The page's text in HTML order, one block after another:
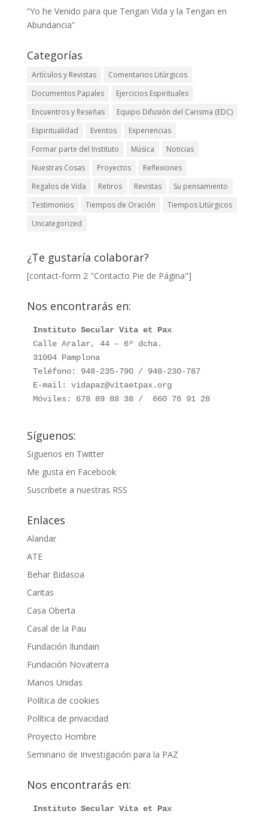
“Yo he Venido para que Tengan Vida y la Tengan en
Abundancia”
Categorías
Artículos y Revistas
Comentarios Litúrgicos
Documentos Papales
Ejercicios Espirituales
Encuentros y Reseñas
Equipo Difusión del Carisma (EDC)
Espiritualidad
Eventos
Experiencias
Formar parte del Instituto
Música
Noticias
Nuestras Cosas
Proyectos
Reflexiones
Regalos de Vida
Retiros Revistas
Su pensamiento
Testimonios
Tiempos de Oración
Tiempos Litúrgicos
Uncategorized
¿Te gustaría colaborar?
[contact-form 2 "Contacto Pie de Página"]
Nos encontrarás en:
Instituto Secular Vita et Pax
Calle Aralar, 44 – 6º dcha.
31004 Pamplona
Teléfono: 948-235-790 / 948-230-787
E-mail: vidapaz@vitaetpax.org
Móviles: 678 89 88 38 /  660 76 91 28
Síguenos:
Siguenos en Twitter
Me gusta en Facebook
Suscribete a nuestras RSS
Enlaces
Alandar
ATE
Behar Bidasoa
Caritas
Casa Oberta
Casal de la Pau
Fundación Ilundain
Fundación Novaterra
Manos Unidas
Política de cookies
Política de privacidad
Proyecto Hombre
Seminario de Investigación para la PAZ
Nos encontrarás en:
Instituto Secular Vita et Pax